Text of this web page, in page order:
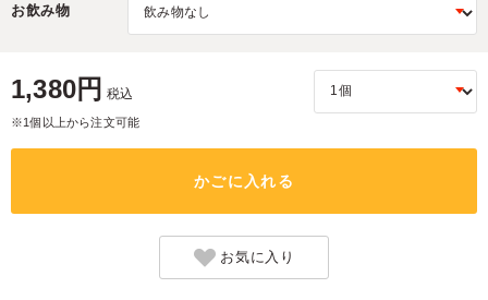
お飲み物
1,380円 税込
※1個以上から注文可能
かごに入れる
お気に入り